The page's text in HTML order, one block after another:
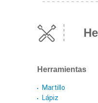
Herramientas
Martillo
Lápiz